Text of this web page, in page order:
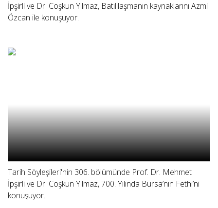
İpşirli ve Dr. Coşkun Yılmaz, Batılılaşmanın kaynaklarını Azmi
Özcan ile konuşuyor.
Tarih Söyleşileri'nin 306. bölümünde Prof. Dr. Mehmet
İpşirli ve Dr. Coşkun Yılmaz, 700. Yılında Bursa’nın Fethi’ni
konuşuyor.